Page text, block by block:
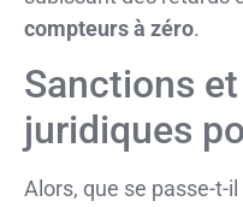
compteurs à zéro.
Sanctions
juridiques
Alors, que se passe-t-